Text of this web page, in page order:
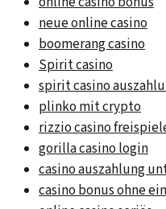
neue online casino
boomerang casino
Spirit casino
spirit casino
plinko mit crypto
rizzio casino
gorilla casino login
casino auszahlung
casino bonus ohne